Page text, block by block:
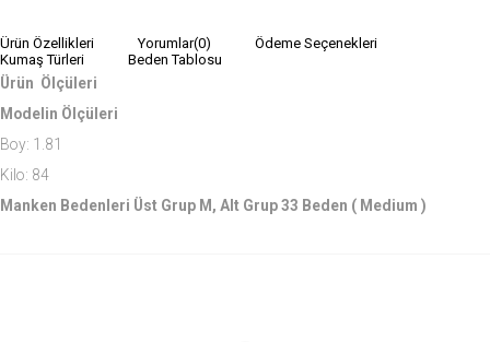
Ürün Özellikleri Yorumlar(0)
Ödeme Seçenekleri
Kumaş Türleri
Beden Tablosu
Ürün Ölçüleri
Modelin Ölçüleri
Boy: 1.81
Kilo: 84
Manken Bedenleri Üst Grup M, Alt Grup 33 Beden ( Medium )